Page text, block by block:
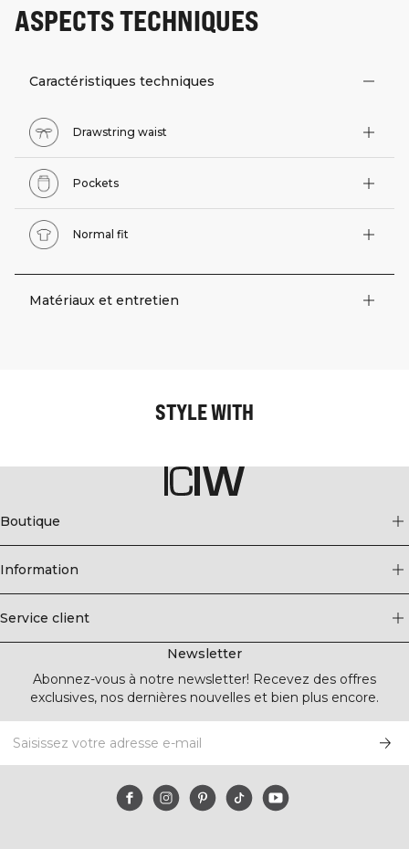
ASPECTS TECHNIQUES
Caractéristiques techniques
Drawstring waist
Pockets
Normal fit
Matériaux et entretien
STYLE WITH
Boutique
Information
Service client
Newsletter
Abonnez-vous à notre newsletter! Recevez des offres
exclusives, nos dernières nouvelles et bien plus encore.